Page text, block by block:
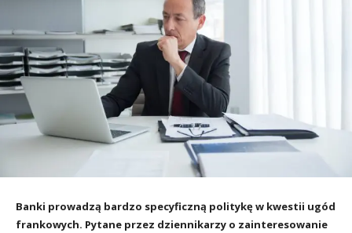
Banki prowadzą bardzo specyficzną politykę w kwestii ugód
frankowych. Pytane przez dziennikarzy o zainteresowanie